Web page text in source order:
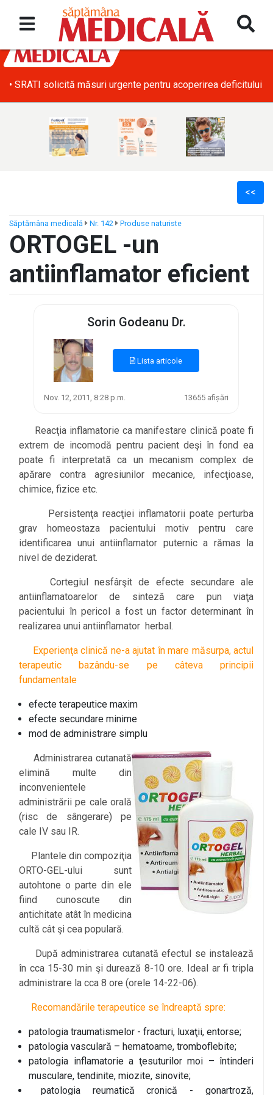
• SRATI solicită măsuri urgente pentru acoperirea deficitului
<<
Săptămâna medicală Nr. 142 Produse naturiste
ORTOGEL -un
antiinflamator eficient
Sorin Godeanu Dr.
Lista articole
Nov. 12, 2011, 8:28 p.m. 13655 afișări
Reacţia inflamatorie ca manifestare clinică poate fi
extrem de incomodă pentru pacient deşi în fond ea
poate fi interpretată ca un mecanism complex de
apărare contra agresiunilor mecanice, infecţioase,
chimice, fizice etc.
Persistenţa reacţiei inflamatorii poate perturba
grav homeostaza pacientului motiv pentru care
identificarea unui antiinflamator puternic a rămas la
nivel de deziderat.
Cortegiul nesfârşit de efecte secundare ale
antiinflamatoarelor de sinteză care pun viaţa
pacientului în pericol a fost un factor determinant în
realizarea unui antiinflamator herbal.
Experienţa clinică ne-a ajutat în mare măsurpa, actul
terapeutic bazându-se pe câteva principii
fundamentale
efecte terapeutice maxim
efecte secundare minime
mod de administrare simplu
Administrarea cutanată
elimină multe din
inconvenientele
administrării pe cale orală
(risc de sângerare) pe
cale IV sau IR.
Plantele din compoziţia
ORTO-GEL-ului sunt
autohtone o parte din ele
fiind cunoscute din
antichitate atât în medicina
cultă cât şi cea populară.
După administrarea cutanată efectul se instalează
în cca 15-30 min şi durează 8-10 ore. Ideal ar fi tripla
administrare la cca 8 ore (orele 14-22-06).
Recomandările terapeutice se îndreaptă spre:
patologia traumatismelor - fracturi, luxaţii, entorse;
patologia vasculară – hematoame, tromboflebite;
patologia inflamatorie a ţesuturilor moi – întinderi
musculare, tendinite, miozite, sinovite;
patologia reumatică cronică - gonartroză,